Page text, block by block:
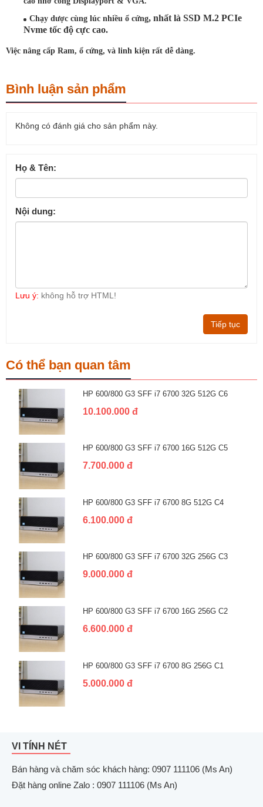
Chạy dược cùng lúc nhiều ổ cứng, nhất là SSD M.2 PCIe
Nvme tốc độ cực cao.
Việc nâng cấp Ram, ổ cứng, và linh kiện rất dễ dàng.
Bình luận sản phẩm
Không có đánh giá cho sản phẩm này.
Họ & Tên:
Nội dung:
Lưu ý: không hỗ trợ HTML!
Tiếp tục
Có thể bạn quan tâm
HP 600/800 G3 SFF i7 6700 32G 512G C6
10.100.000 đ
HP 600/800 G3 SFF i7 6700 16G 512G C5
7.700.000 đ
HP 600/800 G3 SFF i7 6700 8G 512G C4
6.100.000 đ
HP 600/800 G3 SFF i7 6700 32G 256G C3
9.000.000 đ
HP 600/800 G3 SFF i7 6700 16G 256G C2
6.600.000 đ
HP 600/800 G3 SFF i7 6700 8G 256G C1
5.000.000 đ
VI TÍNH NÉT
Bán hàng và chăm sóc khách hàng: 0907 111106 (Ms An)
Đặt hàng online Zalo : 0907 111106 (Ms An)